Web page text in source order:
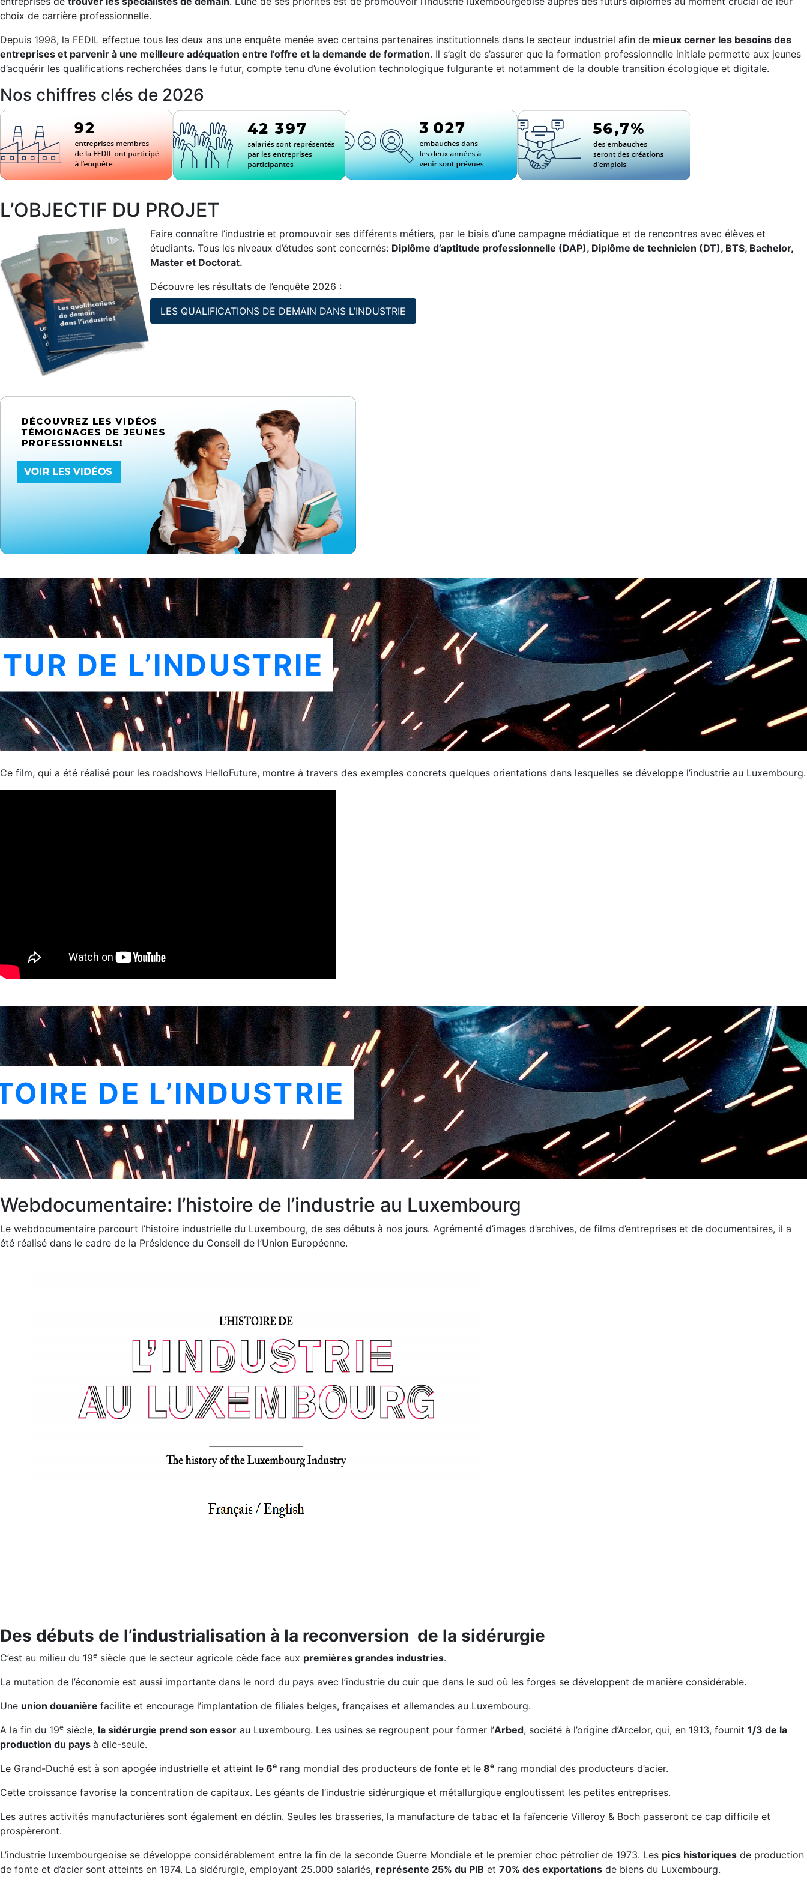
choix de carrière professionnelle.
Depuis 1998, la FEDIL effectue tous les deux ans une enquête menée avec certains partenaires institutionnels dans le secteur industriel afin de mieux cerner les besoins des
entreprises et parvenir à une meilleure adéquation entre l’offre et la demande de formation. Il s’agit de s’assurer que la formation professionnelle initiale permette aux jeunes
d’acquérir les qualifications recherchées dans le futur, compte tenu d’une évolution technologique fulgurante et notamment de la double transition écologique et digitale.
Nos chiffres clés de 2026
L’OBJECTIF DU PROJET
Faire connaître l’industrie et promouvoir ses différents métiers, par le biais d’une campagne médiatique et de rencontres avec élèves et
étudiants. Tous les niveaux d’études sont concernés: Diplôme d’aptitude professionnelle (DAP), Diplôme de technicien (DT), BTS, Bachelor,
Master et Doctorat.
Découvre les résultats de l’enquête 2026 :
LES QUALIFICATIONS DE DEMAIN DANS L’INDUSTRIE
DE L’INDUSTRIE
Ce film, qui a été réalisé pour les roadshows HelloFuture, montre à travers des exemples concrets quelques orientations dans lesquelles se développe l’industrie au Luxembourg.
DE L’INDUSTRIE
Webdocumentaire: l’histoire de l’industrie au Luxembourg
Le webdocumentaire parcourt l’histoire industrielle du Luxembourg, de ses débuts à nos jours. Agrémenté d’images d’archives, de films d’entreprises et de documentaires, il a
été réalisé dans le cadre de la Présidence du Conseil de l’Union Européenne.
Des débuts de l’industrialisation à la reconversion de la sidérurgie
C’est au milieu du 19e siècle que le secteur agricole cède face aux premières grandes industries.
La mutation de l’économie est aussi importante dans le nord du pays avec l’industrie du cuir que dans le sud où les forges se développent de manière considérable.
Une union douanière facilite et encourage l’implantation de filiales belges, françaises et allemandes au Luxembourg.
A la fin du 19e siècle, la sidérurgie prend son essor au Luxembourg. Les usines se regroupent pour former l’Arbed, société à l’origine d’Arcelor, qui, en 1913, fournit 1/3 de la
production du pays à elle-seule.
Le Grand-Duché est à son apogée industrielle et atteint le 6e rang mondial des producteurs de fonte et le 8e rang mondial des producteurs d’acier.
Cette croissance favorise la concentration de capitaux. Les géants de l’industrie sidérurgique et métallurgique engloutissent les petites entreprises.
Les autres activités manufacturières sont également en déclin. Seules les brasseries, la manufacture de tabac et la faïencerie Villeroy & Boch passeront ce cap difficile et
prospèreront.
L’industrie luxembourgeoise se développe considérablement entre la fin de la seconde Guerre Mondiale et le premier choc pétrolier de 1973. Les pics historiques de production
de fonte et d’acier sont atteints en 1974. La sidérurgie, employant 25.000 salariés, représente 25% du PIB et 70% des exportations de biens du Luxembourg.